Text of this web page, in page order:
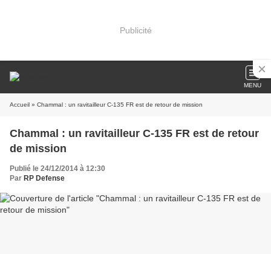
Publicité
MENU
Accueil » Chammal : un ravitailleur C-135 FR est de retour de mission
Chammal : un ravitailleur C-135 FR est de retour
de mission
Publié le 24/12/2014 à 12:30
Par RP Defense